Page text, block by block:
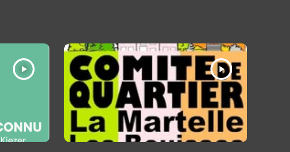
play_arrow play_arrow